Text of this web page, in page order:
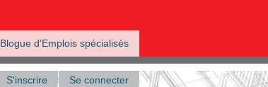
Blogue d'Emplois spécialisés
S'inscrire Se connecter